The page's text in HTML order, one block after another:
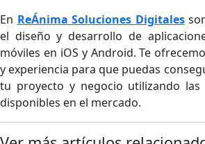
En ReÁnima Soluciones Digitales
el diseño y desarrollo de
móviles en iOS y Android. Te
y experiencia para que puedas
tu proyecto y negocio utilizando las
disponibles en el mercado.